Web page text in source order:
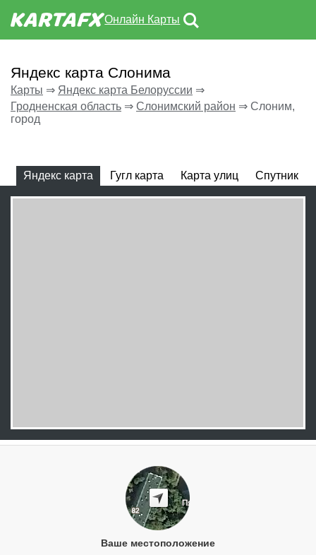
Онлайн Карты
Яндекс карта Слонима
Карты ⇒ Яндекс карта Белоруссии ⇒
Гродненская область ⇒ Слонимский район ⇒ Слоним,
город
Яндекс карта Гугл карта Карта улиц Спутник
Ваше местоположение